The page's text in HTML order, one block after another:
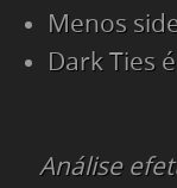
Menos
Dark Ties
Análise